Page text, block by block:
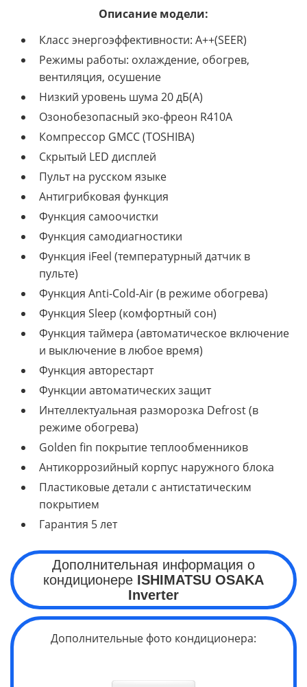
Описание модели:
Класс энергоэффективности: А++(SEER)
Режимы работы: охлаждение, обогрев,
вентиляция, осушение
Низкий уровень шума 20 дБ(А)
Озонобезопасный эко-фреон R410A
Компрессор GMCC (TOSHIBA)
Скрытый LED дисплей
Пульт на русском языке
Антигрибковая функция
Функция самоочистки
Функция самодиагностики
Функция iFeel (температурный датчик в
пульте)
Функция Anti-Cold-Air (в режиме обогрева)
Функция Sleep (комфортный сон)
Функция таймера (автоматическое включение
и выключение в любое время)
Функция авторестарт
Функции автоматических защит
Интеллектуальная разморозка Defrost (в
режиме обогрева)
Golden fin покрытие теплообменников
Антикоррозийный корпус наружного блока
Пластиковые детали с антистатическим
покрытием
Гарантия 5 лет
Дополнительная информация о
кондиционере ISHIMATSU OSAKA
Inverter
Дополнительные фото кондиционера: